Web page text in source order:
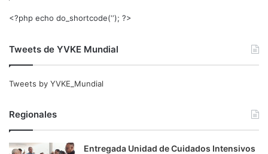
<?php echo do_shortcode(‘‘); ?>
Tweets de YVKE Mundial
Tweets by YVKE_Mundial
Regionales
Entregada Unidad de Cuidados Intensivos